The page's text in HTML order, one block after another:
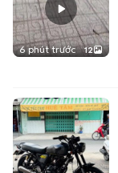
6 phút trước 12